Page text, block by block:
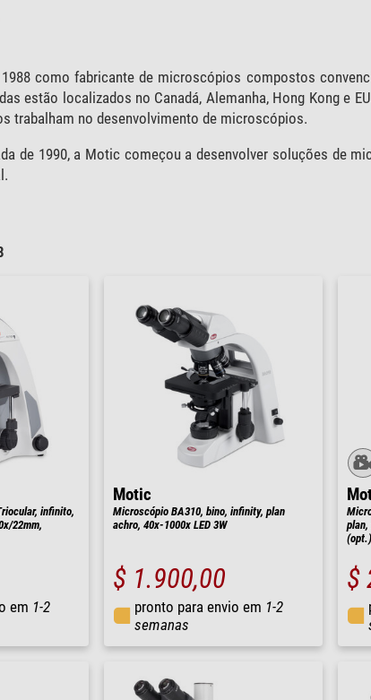
como fabricante de microscópios compostos
estão localizados no Canadá, Alemanha, Hong Kong e
trabalham no desenvolvimento de microscópios.
de 1990, a Motic começou a desenvolver soluções de
infinito,
22mm,
em 1-2
Motic
Microscópio BA310, bino, infinity, plan
achro, 40x-1000x LED 3W
$ 1.900,00
pronto para envio em 1-2
semanas
plan,
(opt.)
$